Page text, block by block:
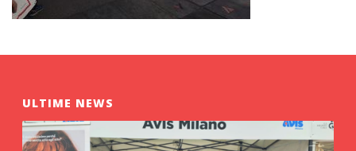
ULTIME NEWS